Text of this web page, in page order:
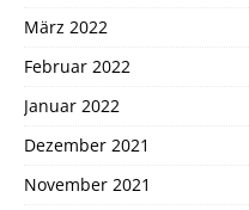
März 2022
Februar 2022
Januar 2022
Dezember 2021
November 2021